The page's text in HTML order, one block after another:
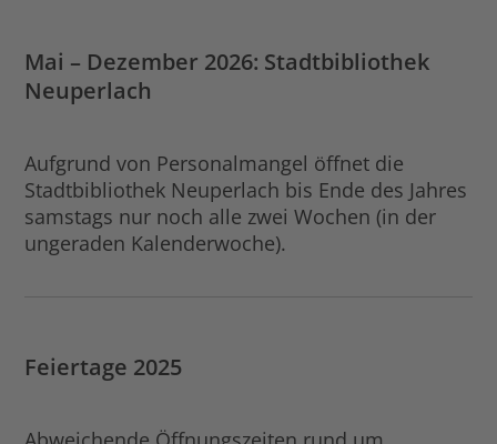
Mai – Dezember 2026: Stadtbibliothek
Neuperlach
Aufgrund von Personalmangel öffnet die
Stadtbibliothek Neuperlach bis Ende des Jahres
samstags nur noch alle zwei Wochen (in der
ungeraden Kalenderwoche).
Feiertage 2025